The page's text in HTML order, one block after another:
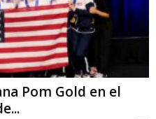
Pom Gold en el